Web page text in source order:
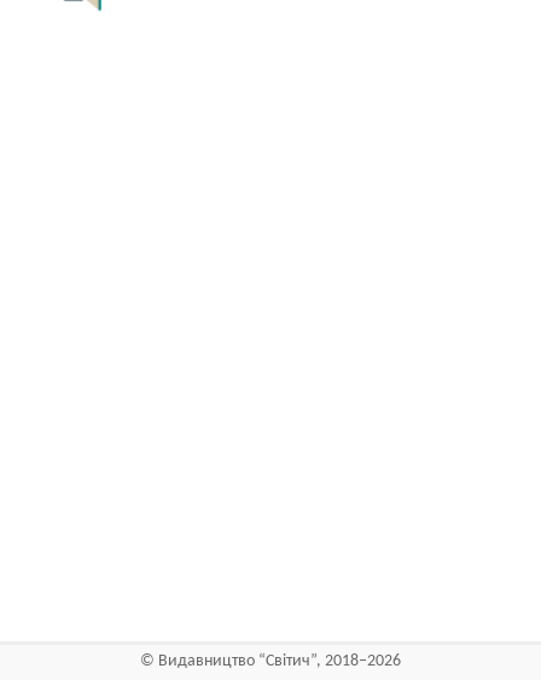
© Видавництво “Світич”, 2018–2026